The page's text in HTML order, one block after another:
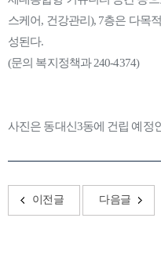
스케어, 건강관리), 7층은 다목
성된다.
(문의 복지정책과 240-4374)
사진은 동대신3동에 건립 예정
이전글 다음글